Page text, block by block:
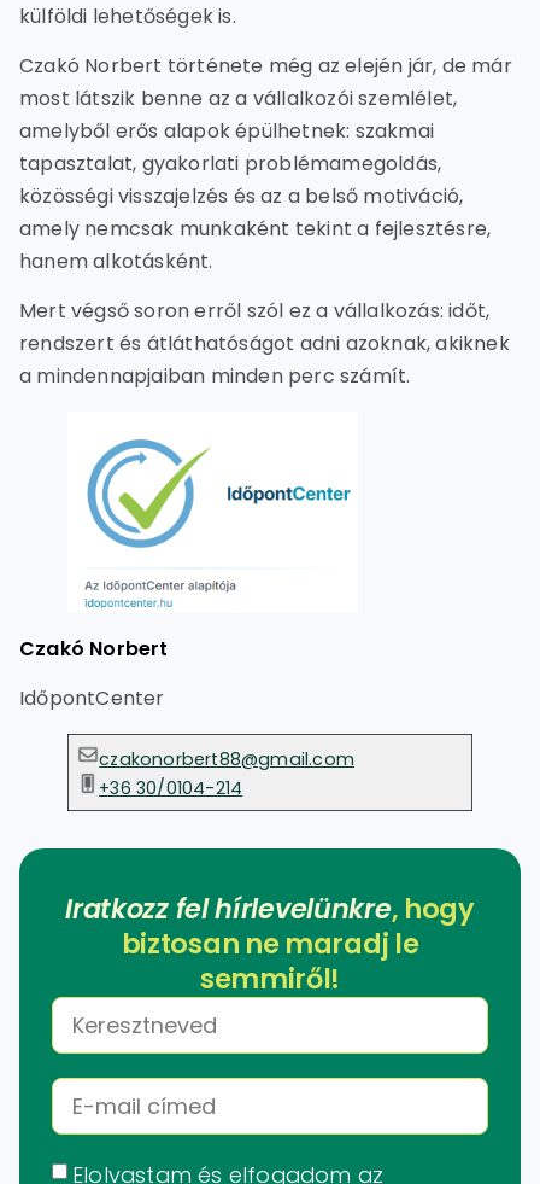
külföldi lehetőségek is.
Czakó Norbert története még az elején jár, de már
most látszik benne az a vállalkozói szemlélet,
amelyből erős alapok épülhetnek: szakmai
tapasztalat, gyakorlati problémamegoldás,
közösségi visszajelzés és az a belső motiváció,
amely nemcsak munkaként tekint a fejlesztésre,
hanem alkotásként.
Mert végső soron erről szól ez a vállalkozás: időt,
rendszert és átláthatóságot adni azoknak, akiknek
a mindennapjaiban minden perc számít.
Czakó Norbert
IdőpontCenter
czakonorbert88@gmail.com
+36 30/0104-214
Iratkozz fel hírlevelünkre, hogy
biztosan ne maradj le
semmiről!
Elolvastam és elfogadom az